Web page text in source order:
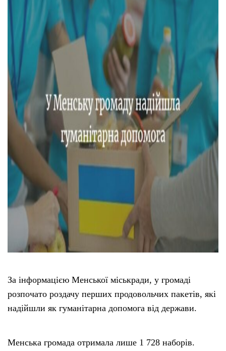
За інформацією Менської міськради, у громаді
розпочато роздачу перших продовольчих пакетів, які
надійшли як гуманітарна допомога від держави.
Менська громада отримала лише 1 728 наборів.